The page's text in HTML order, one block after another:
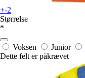
+-2
Størrelse
*
Voksen Junior
Dette felt er påkrævet